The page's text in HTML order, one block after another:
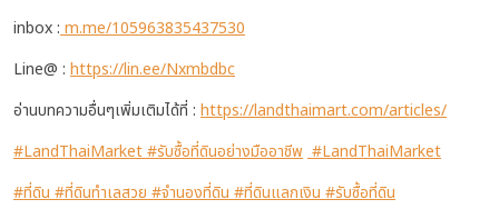
inbox : m.me/105963835437530
Line@ : https://lin.ee/Nxmbdbc
อ่านบทความอื่นๆเพิ่มเติมได้ที่ : https://landthaimart.com/articles/
#LandThaiMarket#รับซื้อที่ดินอย่างมืออาชีพ #LandThaiMarket
#ที่ดิน #ที่ดินทำเลสวย #จำนองที่ดิน #ที่ดินแลกเงิน #รับซื้อที่ดิน